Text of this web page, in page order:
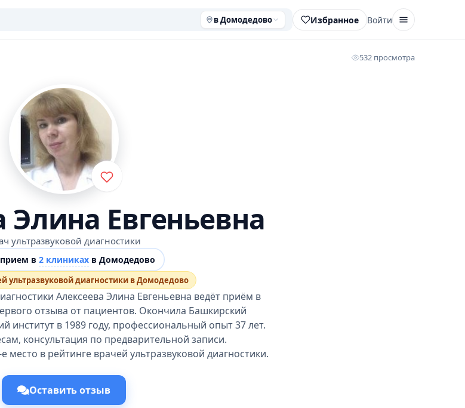
в Домодедово Избранное Войти
532 просмотра
Элина Евгеньевна
ультразвуковой диагностики
в 2 клиниках в Домодедово
ультразвуковой диагностики в Домодедово
Алексеева Элина Евгеньевна ведёт приём в
отзыва от пациентов. Окончила Башкирский
институт в 1989 году, профессиональный опыт 37 лет.
консультация по предварительной записи.
место в рейтинге врачей ультразвуковой диагностики.
Оставить отзыв